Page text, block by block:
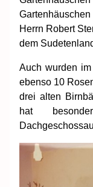
Herrn Robert
dem
Auch wurden
ebenso 10
drei alten
hat